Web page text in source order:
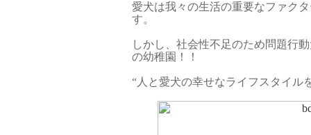
愛犬は我々の生活の重要なファク
す。
しかし、社会性不足のため問題行
の幼稚園！！
“人と愛犬の幸せなライフスタイ